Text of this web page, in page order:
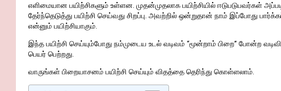
எளிமையான பயிற்சிகளும் உள்ளன. முதன்முதலாக பயிற்சியில் ஈடுபடுபவர்கள்
தேர்ந்தெடுத்து பயிற்சி செய்வது சிறப்பு. அவற்றில் ஒன்றுதான் நாம் இப்போது
என்னும் பயிற்சியாகும்.
இந்த பயிற்சி செய்யும்போது நம்முடைய உடல் வடிவம் “மூன்றாம் பிறை” போன்ற
பெயர் பெற்றது.
வாருங்கள் பிறையாசனம் பயிற்சி செய்யும் விதத்தை தெரிந்து கொள்ளலாம்.